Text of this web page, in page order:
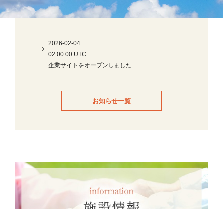
2026-02-04
02:00:00 UTC
企業サイトをオープンしました
お知らせ一覧